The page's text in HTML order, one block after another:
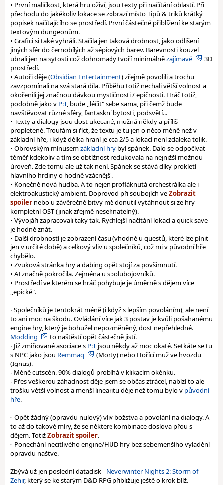
• První maličkost, která hru oživí, jsou texty při načítání oblastí. Při
přechodu do jakékoliv lokace se zobrazí místo Tipů & triků krátký
popisek načítajícího se prostředí. První částečné přiblížení ke starým
textovým dungeonům.
• Grafici si také vyhráli. Stačila jen taková drobnost, jako odlišení
jiných sfér do černobílých až sépiových barev. Barevnosti kouzel
ubrali jen na sytosti což dohromady tvoří minimálnězajímavé
3D
prostředí.
• Autoři děje (Obsidian Entertainment) zřejmě povolili a trochu
zavzpomínali na svá stará díla. Příběhu totiž nechali větší volnost a
okořenili jej značnou dávkou mystičnosti / epičnosti. Hráč totiž,
podobně jako v P:T, bude ,,léčit" sebe sama, při čemž bude
navštěvovat různé sféry, fantaskní bytosti, podsvětí...
• Texty a dialogy jsou dost ukecané, možná někdy a příliš
propletené. Troufám si říct, že textu je tu jen o něco méně než v
základní hře, i když délka hraní je cca 2/5 a lokací není zdaleka tolik.
• Obrovským mínusemzákladní hry byl spánek. Dalo se odpočívat
téměř kdekoliv a tím se obtížnost redukovala na nejnižší možnou
úroveň. Zde tomu ale už tak není. Spánek se stává díky prokletí
hlavního hrdiny o hodně vzácnější.
• Konečně nová hudba. A to nejen profláknutá orchestrálka ale i
elektroakustický ambient. Doprovod při soubojích ve
nebo u závěrečné bitvy mě donutil vytáhnout si ze hry
kompletní OST (jinak zřejmě nesehnatelný).
• Vývojáři zapracovali taky tak. Rychlejší načítání lokací a quick save
je hodně znát.
• Další drobností je zobrazení času (vhodné u questů, které lze plnit
jen v určité době) a celkový vliv u společníků, což mi v původní hře
chybělo.
• Zvuková stránka hry a dabing opět stojí za povšimnutí.
• AI značně pokročila. Zejména u spolubojovníků.
• Prostředí ve kterém se hráč pohybuje je úměrně s dějem více
,,epické".
∙ Společníků je tentokrát méně (i když s lepším povoláním), ale není
to ani moc na škodu. Ovládání více jak 3 postav je kvůli pošahanému
engine hry, který je bohužel nepozměněný, dost nepřehledné.
Modding
to naštěstí opět částečně jistí.
∙ Již zmiňované asociace s P:T jsou někdy až moc okaté. Setkáte se tu
s NPC jako jsou Remmaq
(Morty) nebo Hořící muž ve hvozdu
(Ignus).
∙ Méně cutscén. 90% dialogů probíhá v klikacím okénku.
∙ Přes veškerou záhadnost děje jsem se občas ztrácel, nabízí to ale
trošku větší volnost a menší linearitu děje než tomu bylo v původní
hře.
◦ Opět žádný (opravdu nulový) vliv božstva a povolání na dialogy. A
to až do takové míry, že se některé kombinace doslova přou s
dějem. Totiž
.
◦ Ponechání necitlivého engine/HUD hry bez sebemenšího vyladění
opravdu naštve.
Zbývá už jen poslední datadisk - Neverwinter Nights 2: Storm of
Zehir, který se ke starým D&D RPG přibližuje ještě o krok blíž.